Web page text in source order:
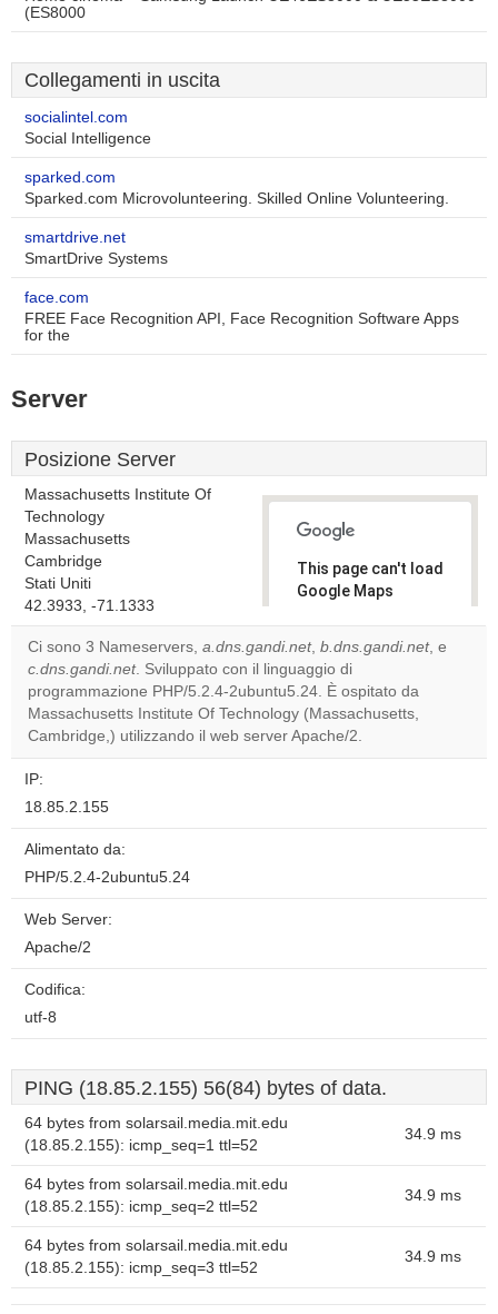
(ES8000
Collegamenti in uscita
socialintel.com
Social Intelligence
sparked.com
Sparked.com Microvolunteering. Skilled Online Volunteering.
smartdrive.net
SmartDrive Systems
face.com
FREE Face Recognition API, Face Recognition Software Apps
for the
Server
Posizione Server
Massachusetts Institute Of
Technology
Massachusetts
Cambridge
Stati Uniti
42.3933, -71.1333
This page can't load
Google Maps
Do you
own this
website?
Ci sono 3 Nameservers, a.dns.gandi.net, b.dns.gandi.net, e
c.dns.gandi.net. Sviluppato con il linguaggio di
programmazione PHP/5.2.4-2ubuntu5.24. È ospitato da
Massachusetts Institute Of Technology (Massachusetts,
Cambridge,) utilizzando il web server Apache/2.
IP:
18.85.2.155
Alimentato da:
PHP/5.2.4-2ubuntu5.24
Web Server:
Apache/2
Codifica:
utf-8
PING (18.85.2.155) 56(84) bytes of data.
64 bytes from solarsail.media.mit.edu
(18.85.2.155): icmp_seq=1 ttl=52
34.9 ms
64 bytes from solarsail.media.mit.edu
(18.85.2.155): icmp_seq=2 ttl=52
34.9 ms
64 bytes from solarsail.media.mit.edu
(18.85.2.155): icmp_seq=3 ttl=52
34.9 ms